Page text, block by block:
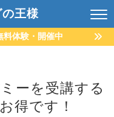
王様
料体験・開催中
ーを受講する
得です！